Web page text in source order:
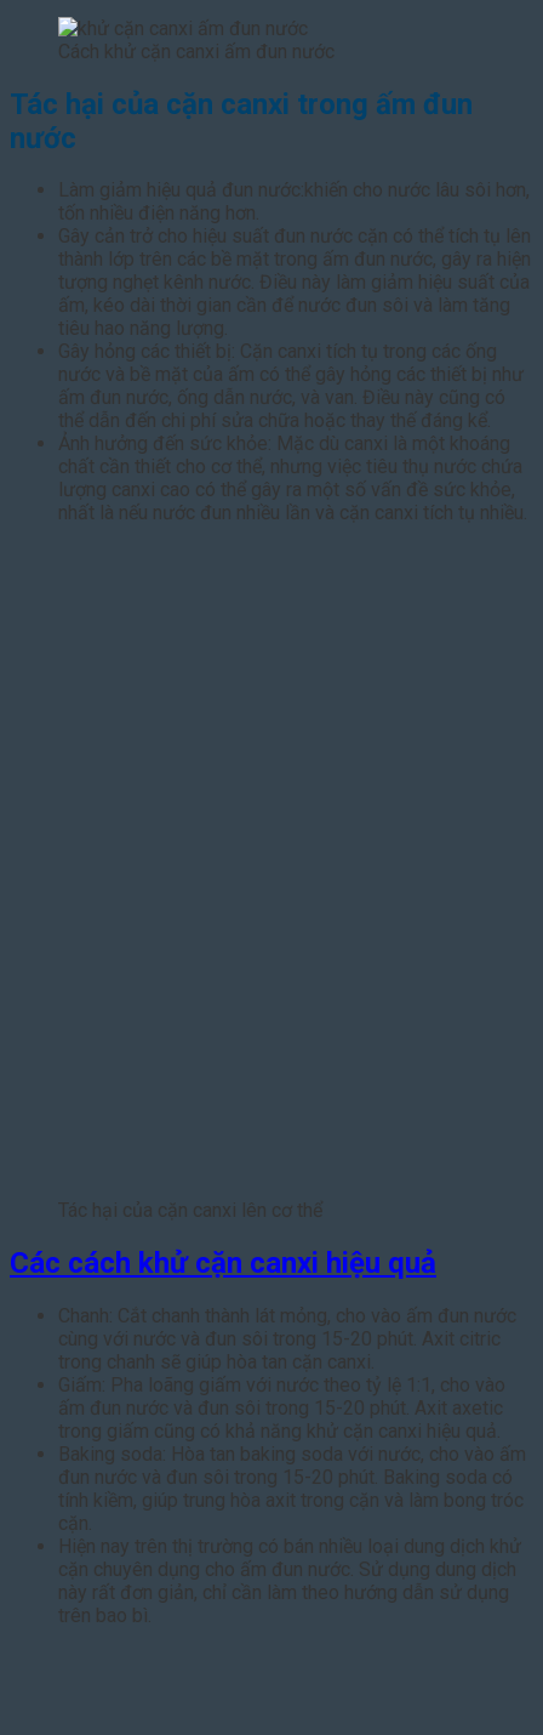
Cách khử cặn canxi ấm đun nước
Tác hại của cặn canxi trong ấm đun
nước
Làm giảm hiệu quả đun nước:khiến cho nước lâu sôi hơn,
tốn nhiều điện năng hơn.
Gây cản trở cho hiệu suất đun nước cặn có thể tích tụ lên
thành lớp trên các bề mặt trong ấm đun nước, gây ra hiện
tượng nghẹt kênh nước. Điều này làm giảm hiệu suất của
ấm, kéo dài thời gian cần để nước đun sôi và làm tăng
tiêu hao năng lượng.
Gây hỏng các thiết bị: Cặn canxi tích tụ trong các ống
nước và bề mặt của ấm có thể gây hỏng các thiết bị như
ấm đun nước, ống dẫn nước, và van. Điều này cũng có
thể dẫn đến chi phí sửa chữa hoặc thay thế đáng kể.
Ảnh hưởng đến sức khỏe: Mặc dù canxi là một khoáng
chất cần thiết cho cơ thể, nhưng việc tiêu thụ nước chứa
lượng canxi cao có thể gây ra một số vấn đề sức khỏe,
nhất là nếu nước đun nhiều lần và cặn canxi tích tụ nhiều.
Tác hại của cặn canxi lên cơ thể
Các cách khử cặn canxi hiệu quả
Chanh: Cắt chanh thành lát mỏng, cho vào ấm đun nước
cùng với nước và đun sôi trong 15-20 phút. Axit citric
trong chanh sẽ giúp hòa tan cặn canxi.
Giấm: Pha loãng giấm với nước theo tỷ lệ 1:1, cho vào
ấm đun nước và đun sôi trong 15-20 phút. Axit axetic
trong giấm cũng có khả năng khử cặn canxi hiệu quả.
Baking soda: Hòa tan baking soda với nước, cho vào ấm
đun nước và đun sôi trong 15-20 phút. Baking soda có
tính kiềm, giúp trung hòa axit trong cặn và làm bong tróc
cặn.
Hiện nay trên thị trường có bán nhiều loại dung dịch khử
cặn chuyên dụng cho ấm đun nước. Sử dụng dung dịch
này rất đơn giản, chỉ cần làm theo hướng dẫn sử dụng
trên bao bì.